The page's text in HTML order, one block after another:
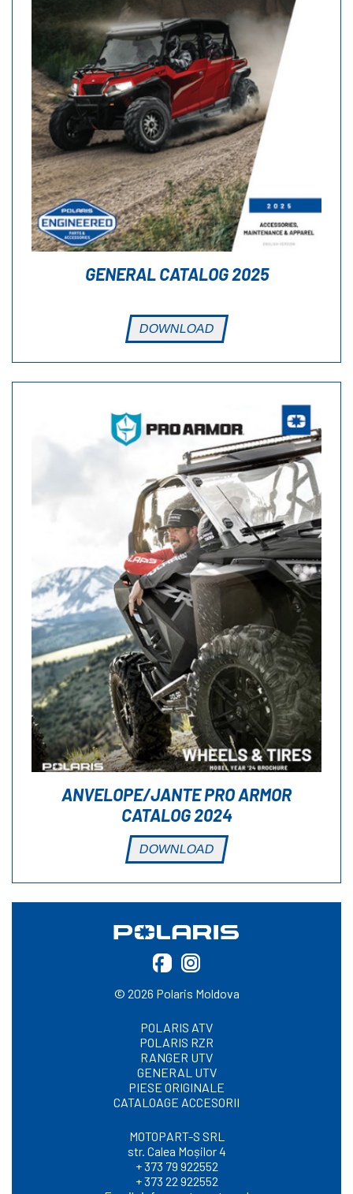
GENERAL CATALOG 2025
DOWNLOAD
ANVELOPE/JANTE PRO ARMOR
CATALOG 2024
DOWNLOAD
© 2026 Polaris Moldova
POLARIS ATV
POLARIS RZR
RANGER UTV
GENERAL UTV
PIESE ORIGINALE
CATALOAGE ACCESORII
MOTOPART-S SRL
str. Calea Moșilor 4
+ 373 79 922552
+ 373 22 922552